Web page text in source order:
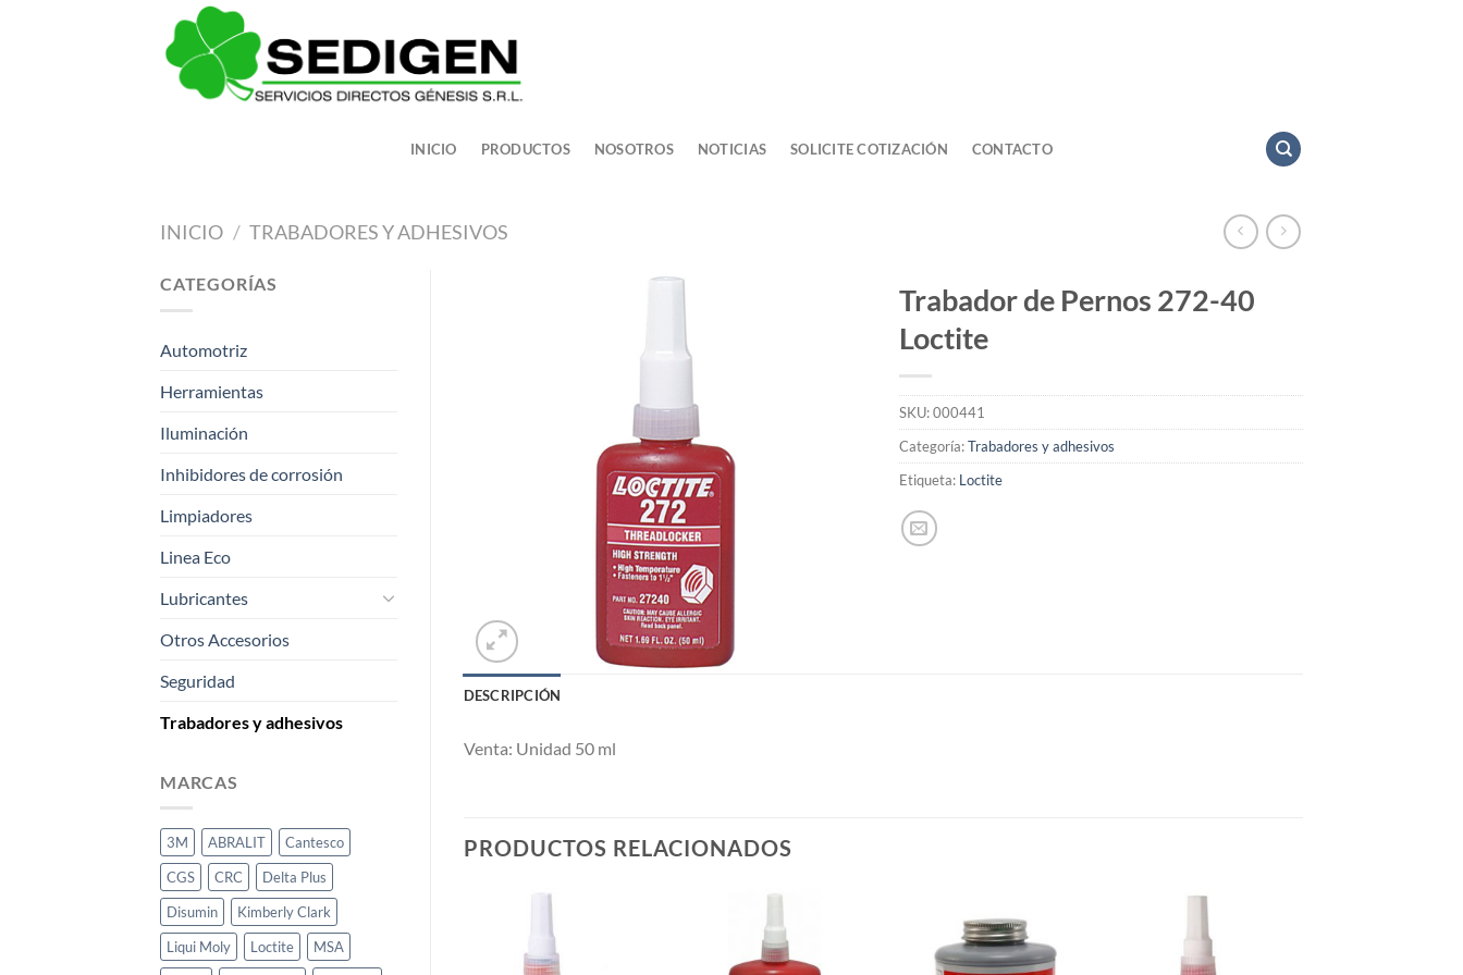
INICIO PRODUCTOS NOSOTROS NOTICIAS SOLICITE COTIZACIÓN CONTACTO
INICIO / TRABADORES Y ADHESIVOS
CATEGORÍAS
Automotriz
Herramientas
Iluminación
Inhibidores de corrosión
Limpiadores
Linea Eco
Lubricantes
Otros Accesorios
Seguridad
Trabadores y adhesivos
MARCAS
3M ABRALIT
Cantesco
CGS
CRC
Delta Plus
Disumin
Kimberly Clark
Liqui Moly
Loctite
MSA
Trabador de Pernos 272-40
Loctite
SKU:000441
Categoría:Trabadores y adhesivos
Etiqueta: Loctite
DESCRIPCIÓN
Venta: Unidad 50 ml
PRODUCTOS RELACIONADOS